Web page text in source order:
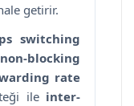
getirir.
switching
blocking
rate
ile inter-